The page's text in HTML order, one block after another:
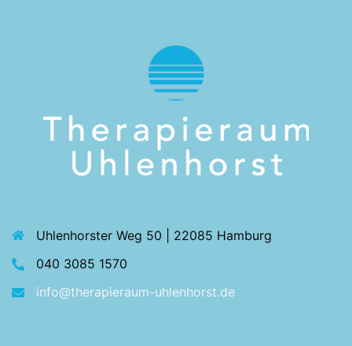
Uhlenhorster Weg 50 | 22085 Hamburg
040 3085 1570
info@therapieraum-uhlenhorst.de